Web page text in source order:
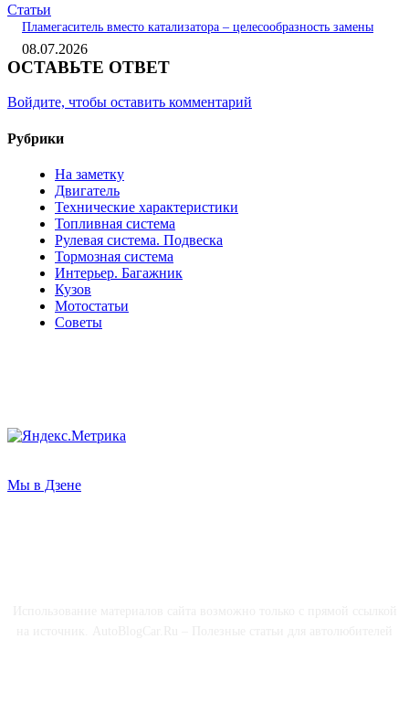
Статьи
Пламегаситель вместо катализатора – целесообразность замены
08.07.2026
ОСТАВЬТЕ ОТВЕТ
Войдите, чтобы оставить комментарий
Рубрики
На заметку
Двигатель
Технические характеристики
Топливная система
Рулевая система. Подвеска
Тормозная система
Интерьер. Багажник
Кузов
Мотостатьи
Советы
Мы в Дзене